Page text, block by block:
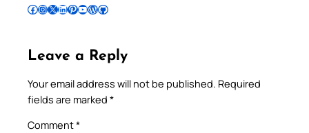
Follow Pradeep on Facebook Follow Pradeep on InstagramFollow Pradeep on X Follow Pradeep on LinkedIn Follow Pradeep on Pinterest Subscribe to Pradeep’s Youtube Channel Follow Pradeep on WordPress Follow Pradeep on GitHub
Leave a Reply
Your email address will not be published. Required
fields are marked *
Comment*